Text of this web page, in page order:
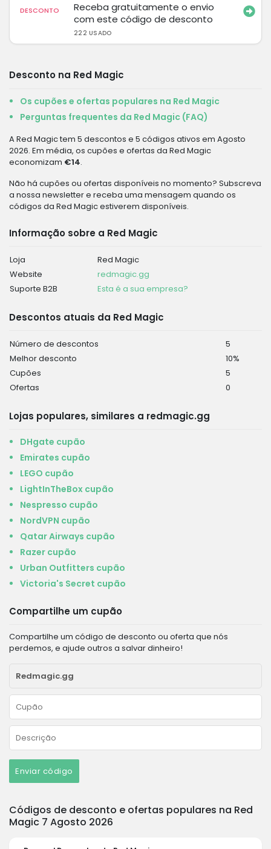
DESCONTO
Receba gratuitamente o envio
com este código de desconto
222 USADO
Desconto na Red Magic
Os cupões e ofertas populares na Red Magic
Perguntas frequentes da Red Magic (FAQ)
A Red Magic tem 5 descontos e 5 códigos ativos em Agosto
2026. Em média, os cupões e ofertas da Red Magic
economizam €14.
Não há cupões ou ofertas disponíveis no momento? Subscreva
a nossa newsletter e receba uma mensagem quando os
códigos da Red Magic estiverem disponíveis.
Informação sobre a Red Magic
Loja
Red Magic
Website
redmagic.gg
Suporte B2B
Esta é a sua empresa?
Descontos atuais da Red Magic
Número de descontos
5
Melhor desconto
10%
Cupões
5
Ofertas
0
Lojas populares, similares a redmagic.gg
DHgate cupão
Emirates cupão
LEGO cupão
LightInTheBox cupão
Nespresso cupão
NordVPN cupão
Qatar Airways cupão
Razer cupão
Urban Outfitters cupão
Victoria's Secret cupão
Compartilhe um cupão
Compartilhe um código de desconto ou oferta que nós
perdemos, e ajude outros a salvar dinheiro!
Enviar código
Códigos de desconto e ofertas populares na Red
Magic 7 Agosto 2026